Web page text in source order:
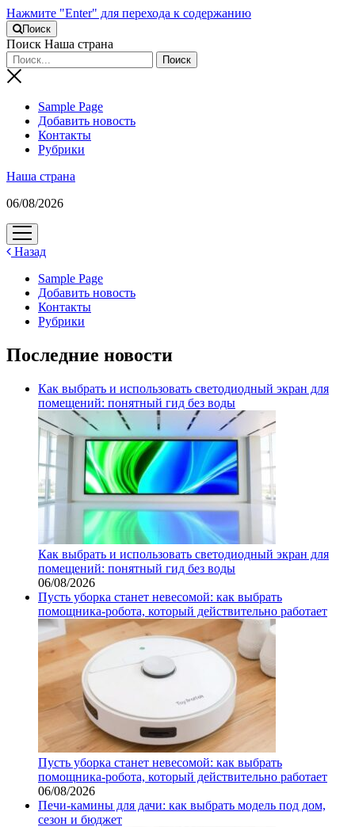
Нажмите "Enter" для перехода к содержанию
Поиск
Поиск Наша страна
Sample Page
Добавить новость
Контакты
Рубрики
Наша страна
06/08/2026
открыть
меню
Назад
Sample Page
Добавить новость
Контакты
Рубрики
Последние новости
Как выбрать и использовать светодиодный экран для
помещений: понятный гид без воды
Как выбрать и использовать светодиодный экран для
помещений: понятный гид без воды
06/08/2026
Пусть уборка станет невесомой: как выбрать
помощника‑робота, который действительно работает
Пусть уборка станет невесомой: как выбрать
помощника‑робота, который действительно работает
06/08/2026
Печи-камины для дачи: как выбрать модель под дом,
сезон и бюджет